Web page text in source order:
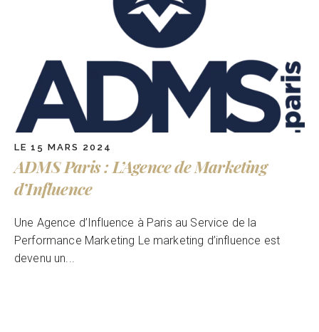
LE 15 MARS 2024
ADMS Paris : L’Agence de Marketing
d’Influence
Une Agence d’Influence à Paris au Service de la
Performance Marketing Le marketing d’influence est
devenu un...